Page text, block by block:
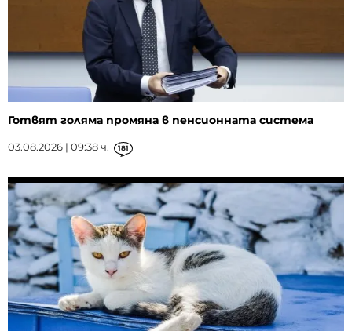
Готвят голяма промяна в пенсионната система
03.08.2026 | 09:38 ч. 181